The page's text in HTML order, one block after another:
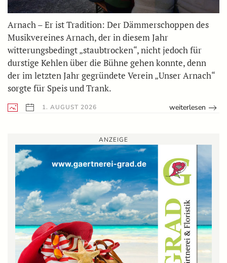
Arnach – Er ist Tradition: Der Dämmerschoppen des
Musikvereines Arnach, der in diesem Jahr
witterungsbedingt „staubtrocken“, nicht jedoch für
durstige Kehlen über die Bühne gehen konnte, denn
der im letzten Jahr gegründete Verein „Unser Arnach“
sorgte für Speis und Trank.
1. AUGUST 2026 weiterlesen
ANZEIGE